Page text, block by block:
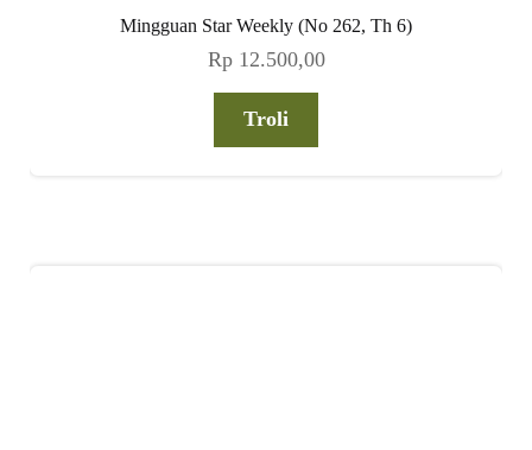
Mingguan Star Weekly (No 262, Th 6)
Rp12.500,00
Troli